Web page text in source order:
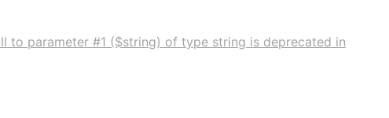
to parameter #1 ($string) of type string is deprecated in